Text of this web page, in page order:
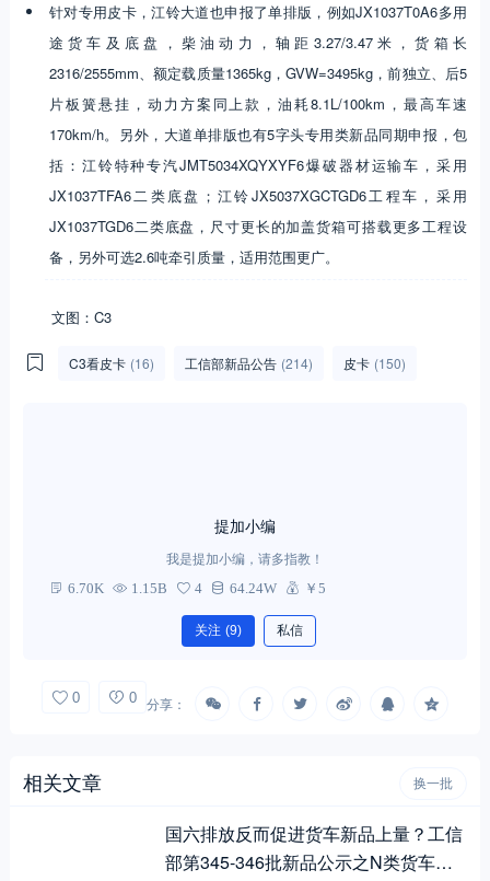
针对专用皮卡，江铃大道也申报了单排版，例如JX1037T0A6多用
途货车及底盘，柴油动力，轴距3.27/3.47米，货箱长
2316/2555mm、额定载质量1365kg，GVW=3495kg，前独立、后5
片板簧悬挂，动力方案同上款，油耗8.1L/100km，最高车速
170km/h。另外，大道单排版也有5字头专用类新品同期申报，包
括：江铃特种专汽JMT5034XQYXYF6爆破器材运输车，采用
JX1037TFA6二类底盘；江铃JX5037XGCTGD6工程车，采用
JX1037TGD6二类底盘，尺寸更长的加盖货箱可搭载更多工程设
备，另外可选2.6吨牵引质量，适用范围更广。
文图：C3
C3看皮卡 (16) 工信部新品公告 (214) 皮卡 (150)
提加小编
我是提加小编，请多指教！
6.70K 1.15B 4 64.24W ￥5
关注 (9) 私信
0 0 分享：
相关文章 换一批
国六排放反而促进货车新品上量？工信
部第345-346批新品公示之N类货车基